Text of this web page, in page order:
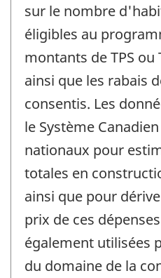
sur le nombre
éligibles au
montants de TPS ou
ainsi que les rabais
consentis. Les
le Système
nationaux pour
totales en
ainsi que pour
prix de ces
également utilisées
du domaine de la